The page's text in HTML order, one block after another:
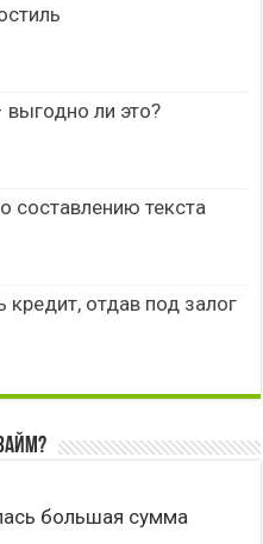
выгодно ли это?
составлению текста
кредит, отдав под залог
большая сумма